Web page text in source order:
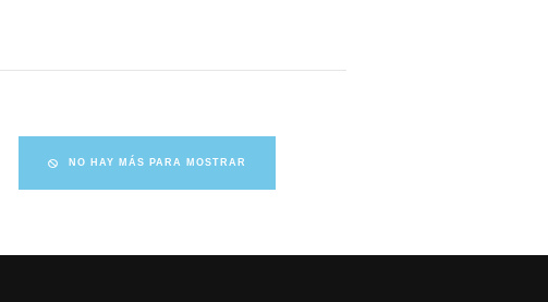
NO HAY MÁS PARA MOSTRAR